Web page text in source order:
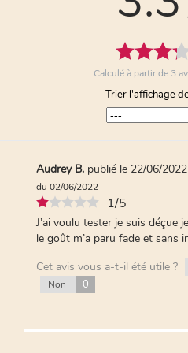
Anonymous A.publié
4/5
Il apprécie pour
Cet avis vous a-t-il
Non
Calculé à partir de 3
Trier l'affichage
Audrey B. publié le 22/06/2022
du 02/06/2022
1/5
J’ai voulu tester je suis déçue
le goût m’a paru fade et sans
Cet avis vous a-t-il été utile ?
Non 0